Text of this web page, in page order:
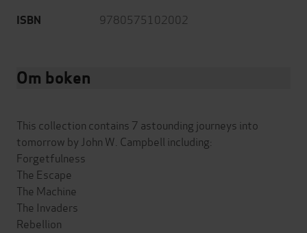
ISBN 9780575102002
Om boken
This collection contains 7 astounding journeys into
tomorrow by John W. Campbell including:
Forgetfulness
The Escape
The Machine
The Invaders
Rebellion